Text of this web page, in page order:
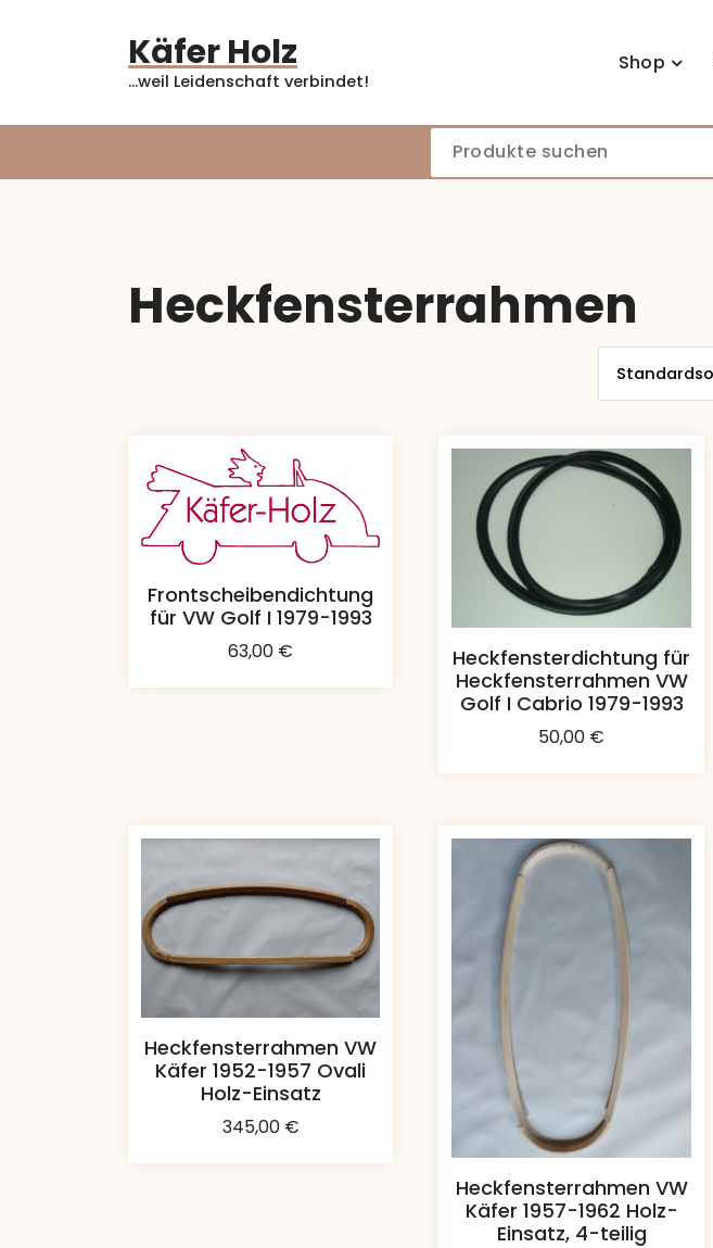
Käfer Holz
...weil Leidenschaft verbindet!
Shop
Heckfensterrahmen
Frontscheibendichtung
für VW Golf I 1979-1993
63,00 €
Heckfensterdichtung für
Heckfensterrahmen VW
Golf I Cabrio 1979-1993
50,00 €
Heckfensterrahmen VW
Käfer 1952-1957 Ovali
Holz-Einsatz
345,00 €
Heckfensterrahmen VW
Käfer 1957-1962 Holz-
Einsatz, 4-teilig